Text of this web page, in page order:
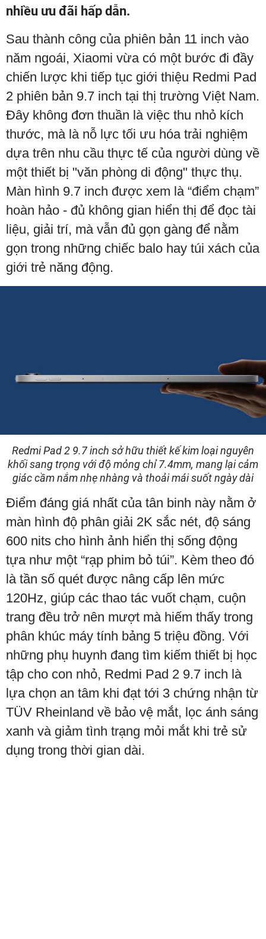
nhiều ưu đãi hấp dẫn.
Sau thành công của phiên bản 11 inch vào
năm ngoái, Xiaomi vừa có một bước đi đầy
chiến lược khi tiếp tục giới thiệu Redmi Pad
2 phiên bản 9.7 inch tại thị trường Việt Nam.
Đây không đơn thuần là việc thu nhỏ kích
thước, mà là nỗ lực tối ưu hóa trải nghiệm
dựa trên nhu cầu thực tế của người dùng về
một thiết bị "văn phòng di động" thực thụ.
Màn hình 9.7 inch được xem là “điểm chạm”
hoàn hảo - đủ không gian hiển thị để đọc tài
liệu, giải trí, mà vẫn đủ gọn gàng để nằm
gọn trong những chiếc balo hay túi xách của
giới trẻ năng động.
Redmi Pad 2 9.7 inch sở hữu thiết kế kim loại nguyên
khối sang trọng với độ mỏng chỉ 7.4mm, mang lại cảm
giác cầm nắm nhẹ nhàng và thoải mái suốt ngày dài
Điểm đáng giá nhất của tân binh này nằm ở
màn hình độ phân giải 2K sắc nét, độ sáng
600 nits cho hình ảnh hiển thị sống động
tựa như một “rạp phim bỏ túi”. Kèm theo đó
là tần số quét được nâng cấp lên mức
120Hz, giúp các thao tác vuốt chạm, cuộn
trang đều trở nên mượt mà hiếm thấy trong
phân khúc máy tính bảng 5 triệu đồng. Với
những phụ huynh đang tìm kiếm thiết bị học
tập cho con nhỏ, Redmi Pad 2 9.7 inch là
lựa chọn an tâm khi đạt tới 3 chứng nhận từ
TÜV Rheinland về bảo vệ mắt, lọc ánh sáng
xanh và giảm tình trạng mỏi mắt khi trẻ sử
dụng trong thời gian dài.